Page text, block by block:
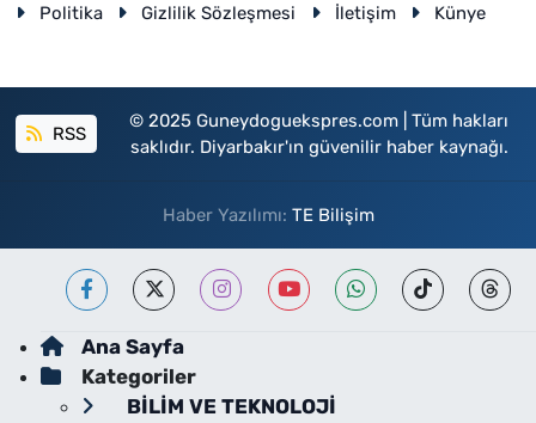
Politika
Gizlilik Sözleşmesi İletişim Künye
RSS
© 2025 Guneydoguekspres.com | Tüm hakları
saklıdır. Diyarbakır'ın güvenilir haber kaynağı.
Haber Yazılımı: TE Bilişim
Ana Sayfa
Kategoriler
BİLİM VE TEKNOLOJİ